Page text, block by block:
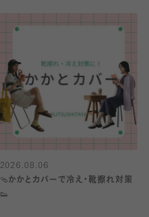
2026.08.06
🩴かかとカバーで冷え・靴擦れ対策
👟